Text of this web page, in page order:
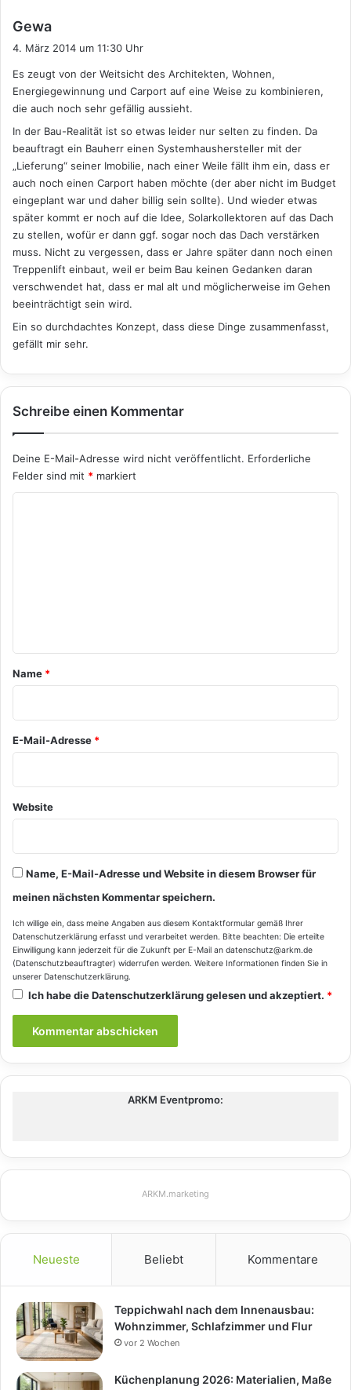
Gewa
t
:
4. März 2014 um 11:30 Uhr
Es zeugt von der Weitsicht des Architekten, Wohnen,
Energiegewinnung und Carport auf eine Weise zu kombinieren,
die auch noch sehr gefällig aussieht.
In der Bau-Realität ist so etwas leider nur selten zu finden. Da
beauftragt ein Bauherr einen Systemhaushersteller mit der
„Lieferung“ seiner Imobilie, nach einer Weile fällt ihm ein, dass er
auch noch einen Carport haben möchte (der aber nicht im Budget
eingeplant war und daher billig sein sollte). Und wieder etwas
später kommt er noch auf die Idee, Solarkollektoren auf das Dach
zu stellen, wofür er dann ggf. sogar noch das Dach verstärken
muss. Nicht zu vergessen, dass er Jahre später dann noch einen
Treppenlift einbaut, weil er beim Bau keinen Gedanken daran
verschwendet hat, dass er mal alt und möglicherweise im Gehen
beeinträchtigt sein wird.
Ein so durchdachtes Konzept, dass diese Dinge zusammenfasst,
gefällt mir sehr.
Schreibe einen Kommentar
Deine E-Mail-Adresse wird nicht veröffentlicht. Erforderliche
Felder sind mit * markiert
a
*
Name *
E-Mail-Adresse *
Website
Name, E-Mail-Adresse und Website in diesem Browser für
meinen nächsten Kommentar speichern.
Ich willige ein, dass meine Angaben aus diesem Kontaktformular gemäß Ihrer
Datenschutzerklärung erfasst und verarbeitet werden. Bitte beachten: Die erteilte
Einwilligung kann jederzeit für die Zukunft per E-Mail an datenschutz@arkm.de
(Datenschutzbeauftragter) widerrufen werden. Weitere Informationen finden Sie in
unserer Datenschutzerklärung.
Ich habe dieDatenschutzerklärunggelesen und akzeptiert. *
ARKM Eventpromo:
ARKM.marketing
Neueste Beliebt Kommentare
Teppichwahl nach dem Innenausbau:
Wohnzimmer, Schlafzimmer und Flur
vor 2 Wochen
Küchenplanung 2026: Materialien, Maße